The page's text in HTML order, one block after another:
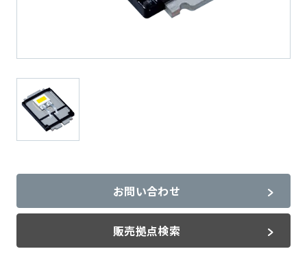
お問い合わせ
販売拠点検索